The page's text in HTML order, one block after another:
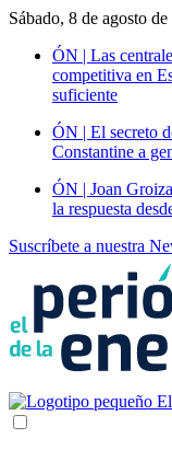
Sábado, 8 de agosto
ÓN | Las
competitiva en
suficiente
ÓN | El secreto
Constantine a
ÓN | Joan
la respuesta
Suscríbete a nuestra